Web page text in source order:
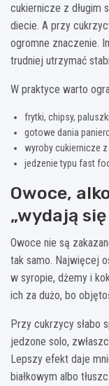
cukiernicze z długim
diecie. A przy
ogromne znaczenie.
trudniej utrzymać
W praktyce warto
frytki, chipsy,
gotowe dania
wyroby cukiernicze
jedzenie typu fast
Owoce,
„wydają
Owoce nie są
tak samo. Najwięcej
w syropie, dżemy i
ich za dużo, bo
Przy cukrzycy słabo
jedzone solo,
Lepszy efekt daje
białkowym albo